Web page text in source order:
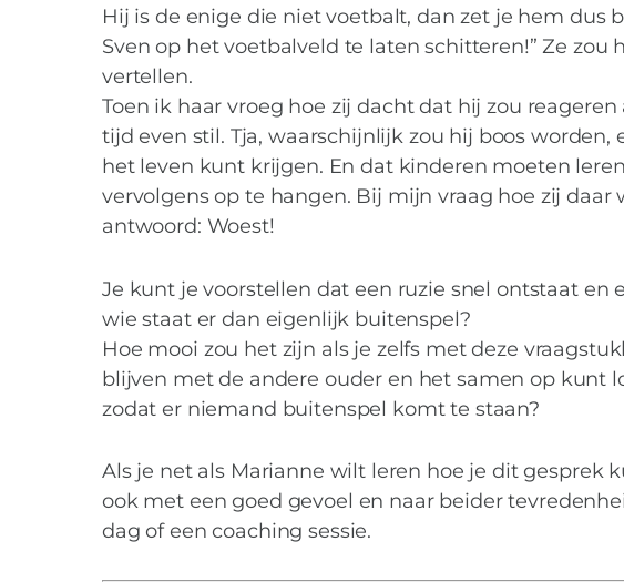
Hij is de enige die niet voetbalt, dan zet je hem
Sven op het voetbalveld te laten schitteren!” Ze
vertellen.
Toen ik haar vroeg hoe zij dacht dat hij zou
tijd even stil. Tja, waarschijnlijk zou hij boos
het leven kunt krijgen. En dat kinderen moeten
vervolgens op te hangen. Bij mijn vraag hoe zij daar
antwoord: Woest!
Je kunt je voorstellen dat een ruzie snel ontstaat en
wie staat er dan eigenlijk buitenspel?
Hoe mooi zou het zijn als je zelfs met deze
blijven met de andere ouder en het samen op kunt
zodat er niemand buitenspel komt te staan?
Als je net als Marianne wilt leren hoe je dit gesprek
ook met een goed gevoel en naar beider
dag of een coaching sessie.